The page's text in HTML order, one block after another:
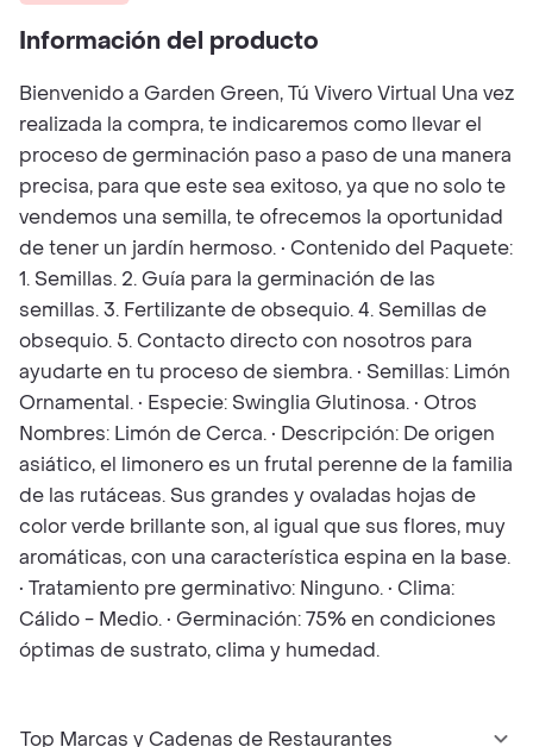
Información del producto
Bienvenido a Garden Green, Tú Vivero Virtual Una vez
realizada la compra, te indicaremos como llevar el
proceso de germinación paso a paso de una manera
precisa, para que este sea exitoso, ya que no solo te
vendemos una semilla, te ofrecemos la oportunidad
de tener un jardín hermoso. • Contenido del Paquete:
1. Semillas. 2. Guía para la germinación de las
semillas. 3. Fertilizante de obsequio. 4. Semillas de
obsequio. 5. Contacto directo con nosotros para
ayudarte en tu proceso de siembra. • Semillas: Limón
Ornamental. • Especie: Swinglia Glutinosa. • Otros
Nombres: Limón de Cerca. • Descripción: De origen
asiático, el limonero es un frutal perenne de la familia
de las rutáceas. Sus grandes y ovaladas hojas de
color verde brillante son, al igual que sus flores, muy
aromáticas, con una característica espina en la base.
• Tratamiento pre germinativo: Ninguno. • Clima:
Cálido - Medio. • Germinación: 75% en condiciones
óptimas de sustrato, clima y humedad.
Top Marcas y Cadenas de Restaurantes